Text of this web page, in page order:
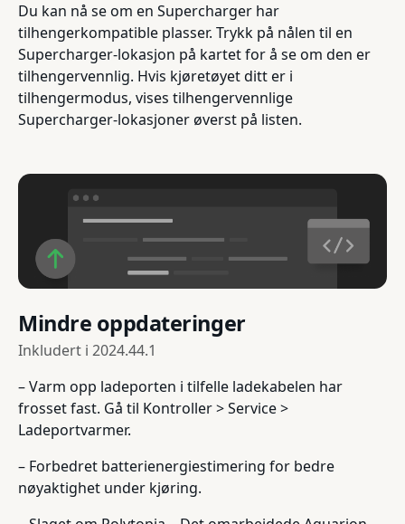
Du kan nå se om en Supercharger har
tilhengerkompatible plasser. Trykk på nålen til en
Supercharger-lokasjon på kartet for å se om den er
tilhengervennlig. Hvis kjøretøyet ditt er i
tilhengermodus, vises tilhengervennlige
Supercharger-lokasjoner øverst på listen.
Mindre oppdateringer
Inkludert i 2024.44.1
– Varm opp ladeporten i tilfelle ladekabelen har
frosset fast. Gå til Kontroller > Service >
Ladeportvarmer.
– Forbedret batterienergiestimering for bedre
nøyaktighet under kjøring.